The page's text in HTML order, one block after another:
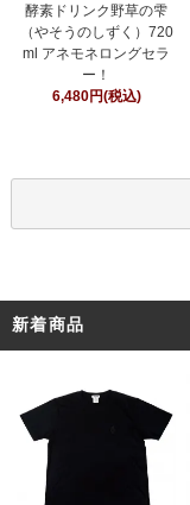
酵素ドリンク野草の雫
（やそうのしずく）720
ml アネモネロングセラ
ー！
6,480円(税込)
新着商品